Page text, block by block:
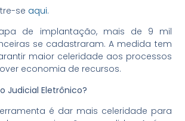
se aqui.
de implantação, mais de 9 mil
se cadastraram. A medida tem
maior celeridade aos processos
economia de recursos.
Judicial Eletrônico?
é dar mais celeridade para